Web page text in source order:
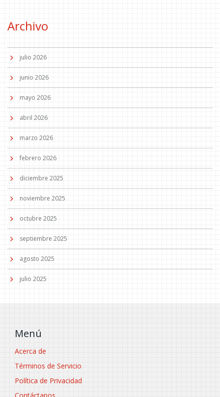
Archivo
julio 2026
junio 2026
mayo 2026
abril 2026
marzo 2026
febrero 2026
diciembre 2025
noviembre 2025
octubre 2025
septiembre 2025
agosto 2025
julio 2025
Menú
Acerca de
Términos de Servicio
Política de Privacidad